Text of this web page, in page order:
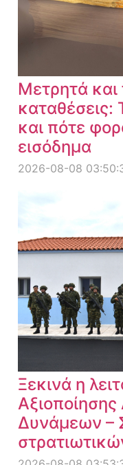
Μετρητά και
καταθέσεις:
και πότε
εισόδημα
2026-08-08
Ξεκινά η
Δυνάμεων –